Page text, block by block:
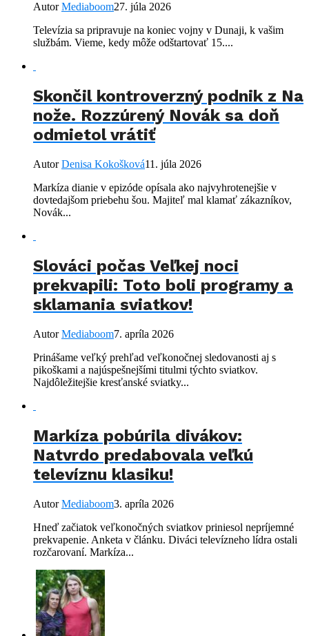
AutorMediaboom27. júla 2026
Televízia sa pripravuje na koniec vojny v Dunaji, k vašim
službám. Vieme, kedy môže odštartovať 15....
Skončil kontroverzný podnik z Na
nože. Rozzúrený Novák sa doň
odmietol vrátiť
AutorDenisa Kokošková11. júla 2026
Markíza dianie v epizóde opísala ako najvyhrotenejšie v
dovtedajšom priebehu šou. Majiteľ mal klamať zákazníkov,
Novák...
Slováci počas Veľkej noci
prekvapili: Toto boli programy a
sklamania sviatkov!
AutorMediaboom7. apríla 2026
Prinášame veľký prehľad veľkonočnej sledovanosti aj s
pikoškami a najúspešnejšími titulmi týchto sviatkov.
Najdôležitejšie kresťanské sviatky...
Markíza pobúrila divákov:
Natvrdo predabovala veľkú
televíznu klasiku!
AutorMediaboom3. apríla 2026
Hneď začiatok veľkonočných sviatkov priniesol nepríjemné
prekvapenie. Anketa v článku. Diváci televízneho lídra ostali
rozčarovaní. Markíza...